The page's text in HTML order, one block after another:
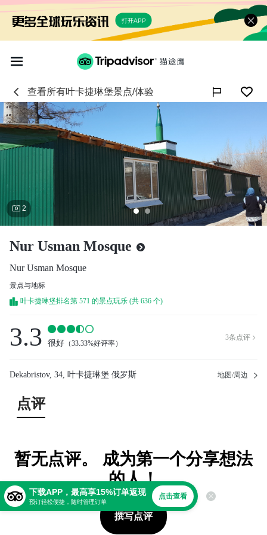
打开APP
查看所有叶卡捷琳堡景点/体验
 2
Nur Usman Mosque
Nur Usman Mosque
景点与地标
叶卡捷琳堡排名第 571 的景点玩乐 (共 636 个)
3.3 很好 （33.33%好评率）
3条点评 
Dekabristov, 34, 叶卡捷琳堡 俄罗斯 地图/周边
点评
暂无点评。 成为第一个分享想法
的人！
撰写点评
下载APP，最高享15%订单返现
预订轻松便捷，随时管理订单
点击查看